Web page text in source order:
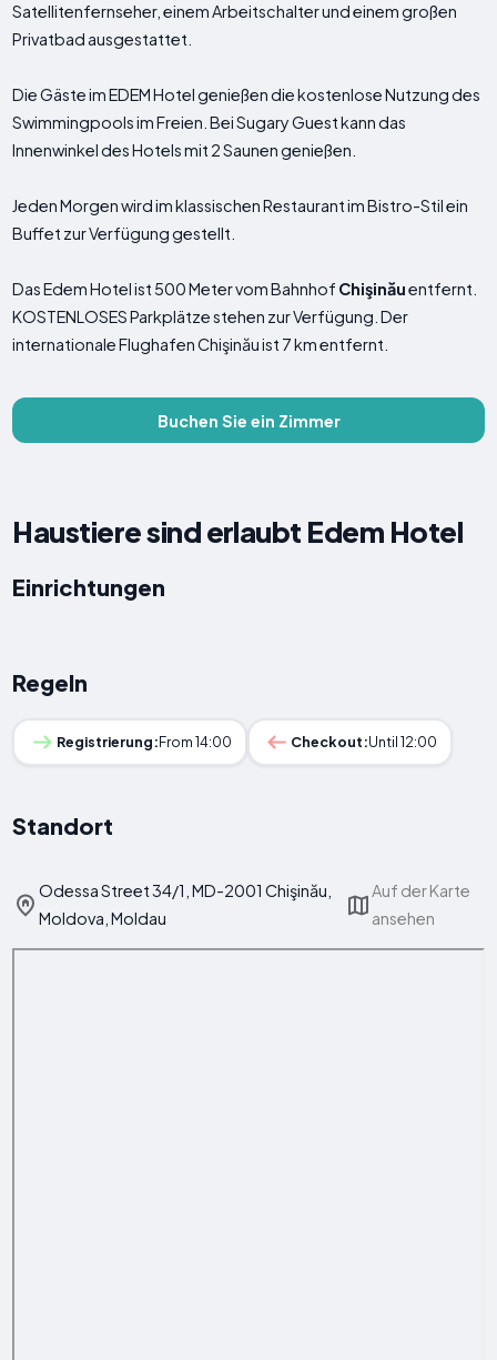
Satellitenfernseher, einem Arbeitschalter und einem großen
Privatbad ausgestattet.
Die Gäste im EDEM Hotel genießen die kostenlose Nutzung des
Swimmingpools im Freien. Bei Sugary Guest kann das
Innenwinkel des Hotels mit 2 Saunen genießen.
Jeden Morgen wird im klassischen Restaurant im Bistro-Stil ein
Buffet zur Verfügung gestellt.
Das Edem Hotel ist 500 Meter vom Bahnhof Chişinăuentfernt.
KOSTENLOSES Parkplätze stehen zur Verfügung. Der
internationale Flughafen Chişinău ist 7 km entfernt.
Buchen Sie ein Zimmer
Haustiere sind erlaubt Edem Hotel
Einrichtungen
Regeln
Registrierung:From 14:00 Checkout:Until 12:00
Standort
Odessa Street 34/1, MD-2001 Chişinău,
Moldova, Moldau
Auf der Karte
ansehen